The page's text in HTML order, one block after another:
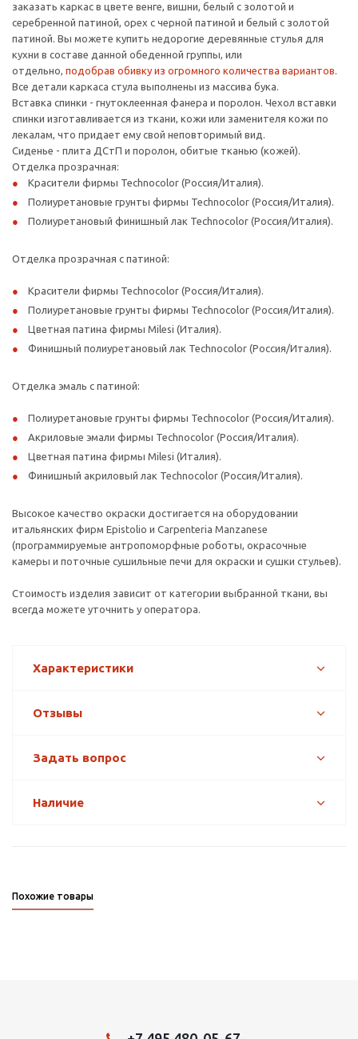
заказать каркас в цвете венге, вишни, белый с золотой и
серебренной патиной, орех с черной патиной и белый с золотой
патиной. Вы можете купить недорогие деревянные стулья для
кухни в составе данной обеденной группы, или
отдельно, подобрав обивку из огромного количества вариантов.
Все детали каркаса стула выполнены из массива бука.
Вставка спинки - гнутоклеенная фанера и поролон. Чехол вставки
спинки изготавливается из ткани, кожи или заменителя кожи по
лекалам, что придает ему свой неповторимый вид.
Сиденье - плита ДСтП и поролон, обитые тканью (кожей).
Отделка прозрачная:
Красители фирмы Technocolor (Россия/Италия).
Полиуретановые грунты фирмы Technocolor (Россия/Италия).
Полиуретановый финишный лак Technocolor (Россия/Италия).
Отделка прозрачная с патиной:
Красители фирмы Technocolor (Россия/Италия).
Полиуретановые грунты фирмы Technocolor (Россия/Италия).
Цветная патина фирмы Milesi (Италия).
Финишный полиуретановый лак Technocolor (Россия/Италия).
Отделка эмаль с патиной:
Полиуретановые грунты фирмы Technocolor (Россия/Италия).
Акриловые эмали фирмы Technocolor (Россия/Италия).
Цветная патина фирмы Milesi (Италия).
Финишный акриловый лак Technocolor (Россия/Италия).
Высокое качество окраски достигается на оборудовании
итальянских фирм Epistolio и Carpenteria Manzanese
(программируемые антропоморфные роботы, окрасочные
камеры и поточные сушильные печи для окраски и сушки стульев).
Стоимость изделия зависит от категории выбранной ткани, вы
всегда можете уточнить у оператора.
Характеристики
Отзывы
Задать вопрос
Наличие
Похожие товары